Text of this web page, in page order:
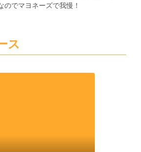
のでマヨネーズで我慢！
ス